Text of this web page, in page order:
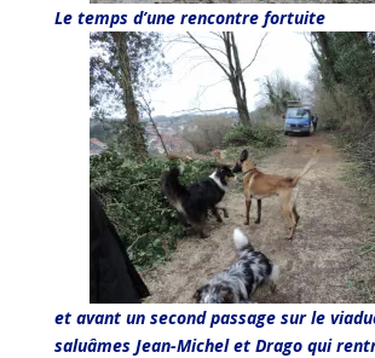
Le temps d’une rencontre fortuite
et avant un second passage sur le
saluâmes Jean-Michel et Drago qui